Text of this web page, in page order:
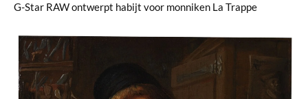
G-Star RAW ontwerpt habijt voor monniken La Trappe